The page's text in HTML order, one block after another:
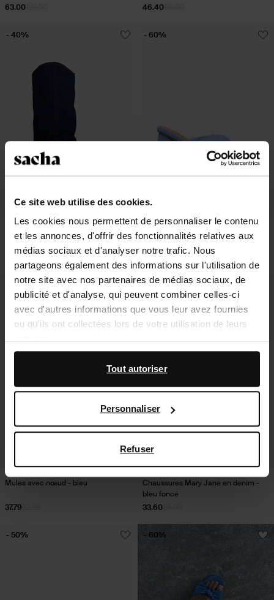
Ce site web utilise des cookies.
Les cookies nous permettent de personnaliser le contenu
et les annonces, d'offrir des fonctionnalités relatives aux
médias sociaux et d'analyser notre trafic. Nous
partageons également des informations sur l'utilisation de
notre site avec nos partenaires de médias sociaux, de
publicité et d'analyse, qui peuvent combiner celles-ci
avec d'autres informations que vous leur avez fournies
ou qu'ils ont collectées lors de votre utilisation de leurs
En outre, nous travaillons avec Google à des fins de
publicité et de mesure. Vous pouvez en savoir plus sur la
page Sécurité et confidentialité des entreprises
de Google,
Tout autoriser
Personnaliser
Refuser
63.00 46.40
Santiags denim avec rabat - bleu
- 40%
Mules à talon - bleu
- 60%
Mules avec nœud - bleu
37.79
- 40%
Chaussures Mary Jane en denim -
bleu foncé
33.60
- 60%
- 50% - 60%